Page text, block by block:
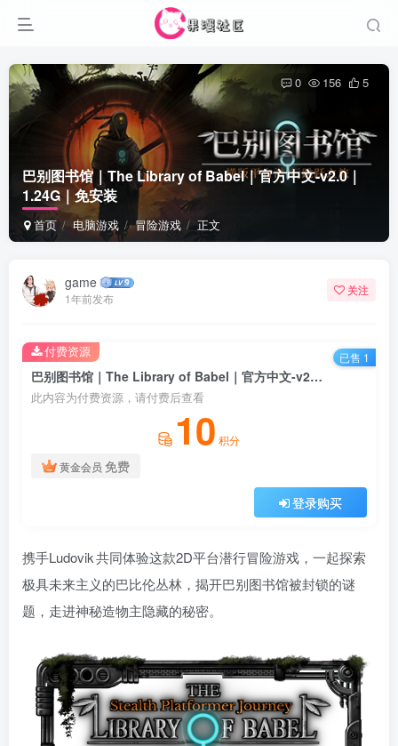
巴别图书馆｜The Library of Babel｜官方中文-v2.0｜
1.24G｜免安装
首页 电脑游戏 冒险游戏 正文
0 156 5
game
1年前发布
关注
巴别图书馆｜The Library of Babel｜官方中文-v2.0｜1.24G｜免安装
此内容为付费资源，请付费后查看
10 积分
黄金会员 免费
登录购买
付费资源 已售 1
携手Ludovik 共同体验这款2D平台潜行冒险游戏，一起探索
极具未来主义的巴比伦丛林，揭开巴别图书馆被封锁的谜
题，走进神秘造物主隐藏的秘密。